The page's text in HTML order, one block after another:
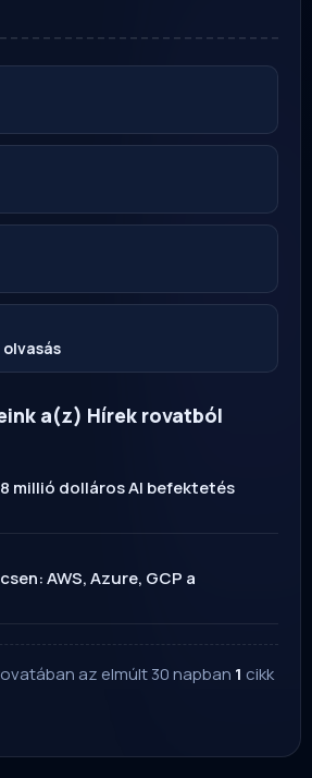
olvasás
a(z) Hírek rovatból
millió dolláros AI befektetés
AWS, Azure, GCP a
az elmúlt 30 napban 1 cikk